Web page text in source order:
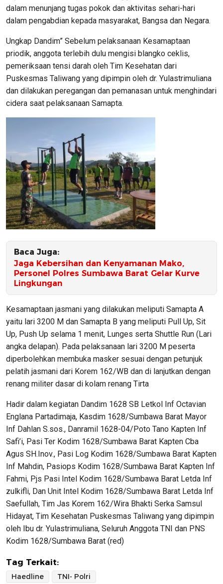
dalam menunjang tugas pokok dan aktivitas sehari-hari
dalam pengabdian kepada masyarakat, Bangsa dan Negara.
Ungkap Dandim” Sebelum pelaksanaan Kesamaptaan
priodik, anggota terlebih dulu mengisi blangko ceklis,
pemeriksaan tensi darah oleh Tim Kesehatan dari
Puskesmas Taliwang yang dipimpin oleh dr. Yulastrimuliana
dan dilakukan peregangan dan pemanasan untuk menghindari
cidera saat pelaksanaan Samapta.
Baca Juga:
Jaga Kebersihan dan Kenyamanan Mako,
Personel Polres Sumbawa Barat Gelar Kurve
Lingkungan
Kesamaptaan jasmani yang dilakukan meliputi Samapta A
yaitu lari 3200 M dan Samapta B yang meliputi Pull Up, Sit
Up, Push Up selama 1 menit, Lunges serta Shuttle Run (Lari
angka delapan). Pada pelaksanaan lari 3200 M peserta
diperbolehkan membuka masker sesuai dengan petunjuk
pelatih jasmani dari Korem 162/WB dan di lanjutkan dengan
renang militer dasar di kolam renang Tirta
Hadir dalam kegiatan Dandim 1628 SB Letkol Inf Octavian
Englana Partadimaja, Kasdim 1628/Sumbawa Barat Mayor
Inf Dahlan S.sos., Danramil 1628-04/Poto Tano Kapten Inf
Safi’i, Pasi Ter Kodim 1628/Sumbawa Barat Kapten Cba
Agus SH.Inov., Pasi Log Kodim 1628/Sumbawa Barat Kapten
Inf Mahdin, Pasiops Kodim 1628/Sumbawa Barat Kapten Inf
Fahmi, Pjs Pasi Intel Kodim 1628/Sumbawa Barat Letda Inf
zulkifli, Dan Unit Intel Kodim 1628/Sumbawa Barat Letda Inf
Saefullah, Tim Jas Korem 162/Wira Bhakti Serka Samsul
Hidayat, Tim Kesehatan Puskesmas Taliwang yang dipimpin
oleh Ibu dr. Yulastrimuliana, Seluruh Anggota TNI dan PNS
Kodim 1628/Sumbawa Barat (red)
Tag Terkait:
Haedline TNI- Polri